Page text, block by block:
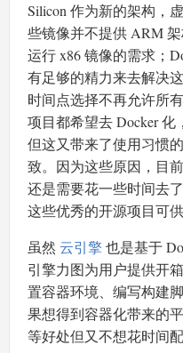
Silicon 作为新的架构，
些镜像并不提供 ARM
运行 x86 镜像的需求；
有足够的精力来去解决
时间点选择不再允许所
项目都希望去 Docker 化
但这又带来了使用习惯
致。因为这些原因，目
还是需要花一些时间去
这些优秀的开源项目可供
虽然 云引擎 也是基于
引擎力图为用户提供开
置容器环境、编写构建
果想得到容器化带来的
等好处但又不想花时间